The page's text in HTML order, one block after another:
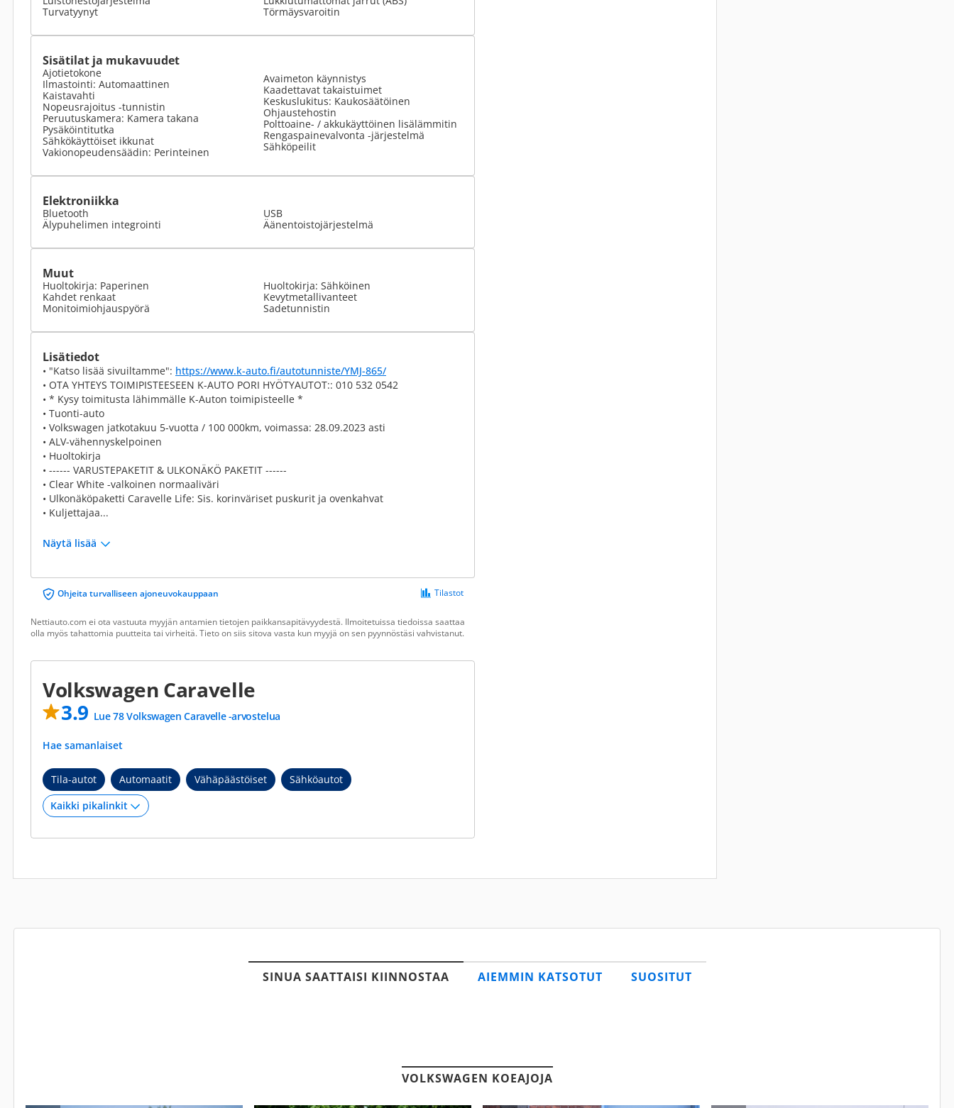
Turvatyynyt
Törmäysvaroitin
Sisätilat ja mukavuudet
Ajotietokone
Ilmastointi: Automaattinen
Kaistavahti
Nopeusrajoitus -tunnistin
Peruutuskamera: Kamera takana
Pysäköintitutka
Sähkökäyttöiset ikkunat
Vakionopeudensäädin: Perinteinen
Avaimeton käynnistys
Kaadettavat takaistuimet
Keskuslukitus: Kaukosäätöinen
Ohjaustehostin
Polttoaine- / akkukäyttöinen lisälämmitin
Rengaspainevalvonta -järjestelmä
Sähköpeilit
Elektroniikka
Bluetooth
Älypuhelimen integrointi
USB
Äänentoistojärjestelmä
Muut
Huoltokirja: Paperinen
Kahdet renkaat
Monitoimiohjauspyörä
Huoltokirja: Sähköinen
Kevytmetallivanteet
Sadetunnistin
Lisätiedot
• "Katso lisää sivuiltamme": https://www.k-auto.fi/autotunniste/YMJ-865/
• OTA YHTEYS TOIMIPISTEESEEN K-AUTO PORI HYÖTYAUTOT:: 010 532 0542
• * Kysy toimitusta lähimmälle K-Auton toimipisteelle *
• Tuonti-auto
• Volkswagen jatkotakuu 5-vuotta / 100 000km, voimassa: 28.09.2023 asti
• ALV-vähennyskelpoinen
• Huoltokirja
• ------ VARUSTEPAKETIT & ULKONÄKÖ PAKETIT ------
• Clear White -valkoinen normaaliväri
• Ulkonäköpaketti Caravelle Life: Sis. korinväriset puskurit ja ovenkahvat
• Kuljettajaa...
Näytä lisää
Ohjeita turvalliseen ajoneuvokauppaan Tilastot
Nettiauto.com ei ota vastuuta myyjän antamien tietojen paikkansapitävyydestä. Ilmoitetuissa tiedoissa saattaa
olla myös tahattomia puutteita tai virheitä. Tieto on siis sitova vasta kun myyjä on sen pyynnöstäsi vahvistanut.
Volkswagen Caravelle
3.9 Lue 78 Volkswagen Caravelle -arvostelua
Hae samanlaiset
Tila-autot Automaatit Vähäpäästöiset Sähköautot
SINUA SAATTAISI KIINNOSTAA AIEMMIN KATSOTUT SUOSITUT
VOLKSWAGEN KOEAJOJA